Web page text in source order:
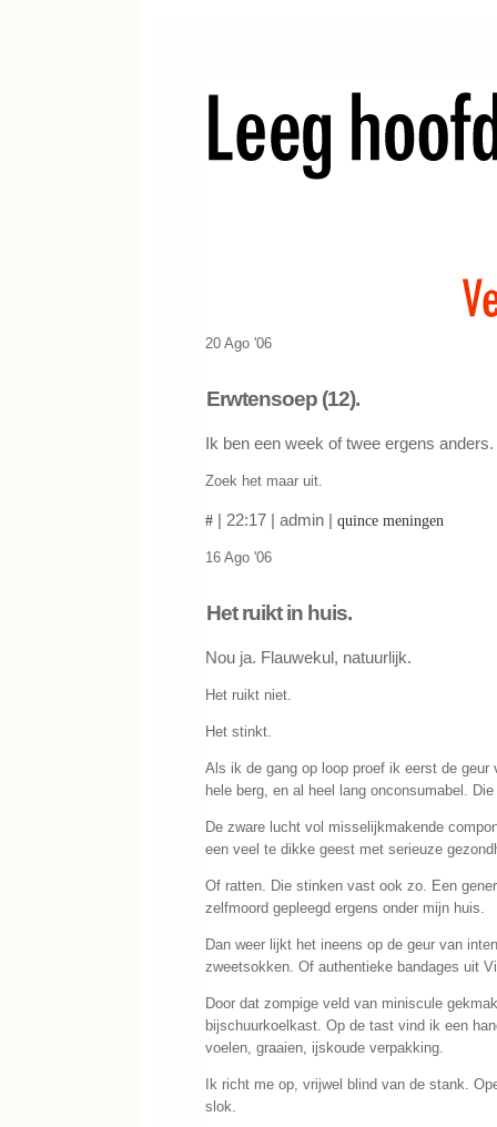
20 Ago '06
Erwtensoep (12).
Ik ben een week of twee ergens anders.
Zoek het maar uit.
# | 22:17 | admin | quince meningen
16 Ago '06
Het ruikt in huis.
Nou ja. Flauwekul, natuurlijk.
Het ruikt niet.
Het stinkt.
Als ik de gang op loop proef ik eerst de geur
hele berg, en al heel lang onconsumabel.
De zware lucht vol misselijkmakende
een veel te dikke geest met serieuze
Of ratten. Die stinken vast ook zo. Een
zelfmoord gepleegd ergens onder mijn huis.
Dan weer lijkt het ineens op de geur van
zweetsokken. Of authentieke bandages uit
Door dat zompige veld van miniscule
bijschuurkoelkast. Op de tast vind ik een
voelen, graaien, ijskoude verpakking.
Ik richt me op, vrijwel blind van de stank.
slok.